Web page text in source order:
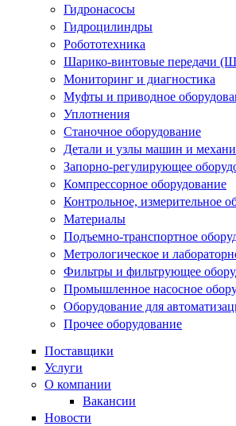
Гидронасосы
Гидроцилиндры
Робототехника
Шарико-винтовые передачи
Мониторинг и диагностика
Муфты и приводное
Уплотнения
Станочное оборудование
Детали и узлы машин и
Запорно-регулирующее
Компрессорное оборудование
Контрольное, измерительное
Материалы
Подъемно-транспортное
Метрологическое и
Фильтры и фильтрующее
Промышленное насосное
Оборудование для
Прочее оборудование
Поставщики
Услуги
О компании
Вакансии
Новости